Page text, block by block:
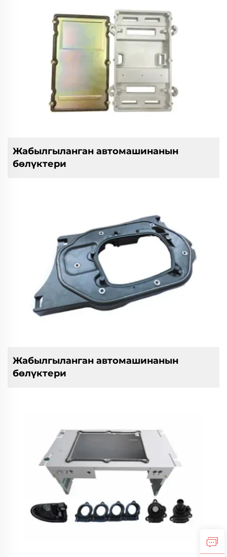
Жабылгыланган автомашинанын
бөлүктери
Жабылгыланган автомашинанын
бөлүктери